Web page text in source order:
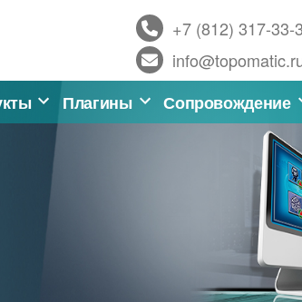
+7 (812) 317-33-
Плагины Сопровождение